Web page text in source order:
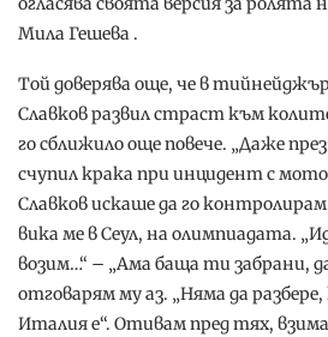
Мила Гешева .
Той доверява още, че в
Славков развил страст към
го сближило още повече. „Даже
счупил крака при инцидент с
Славков искаше да го
вика ме в Сеул, на олимпиадата.
возим…“ – „Ама баща ти забрани,
отговарям му аз. „Няма да разбере,
Италия е“. Отивам пред тях,